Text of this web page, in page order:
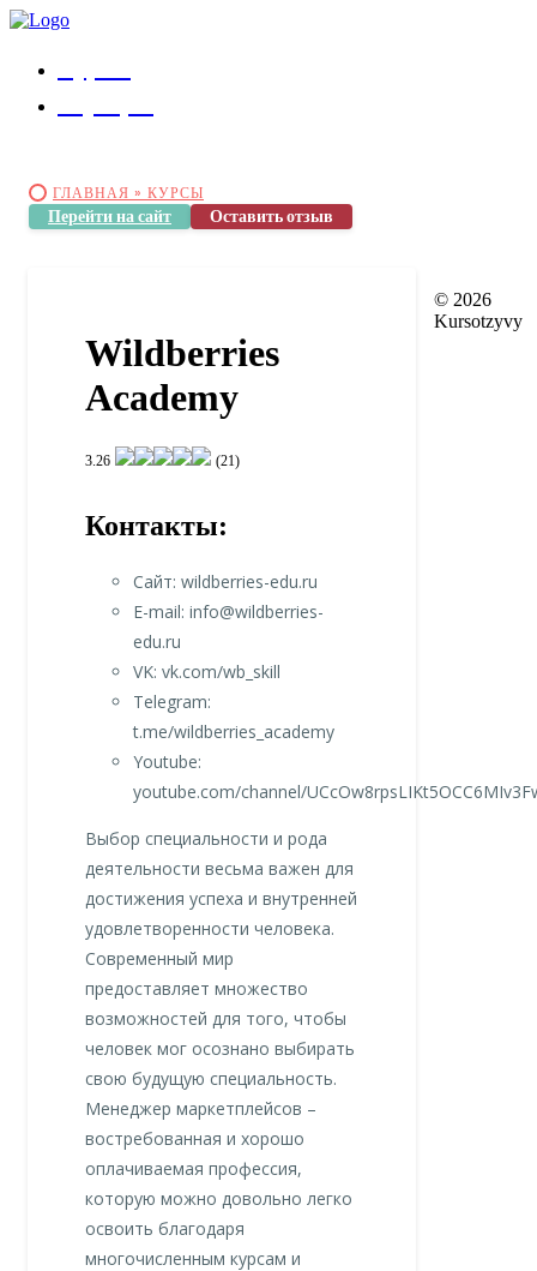
ГЛАВНАЯ » КУРСЫ
Перейти на сайт Оставить отзыв
Wildberries
Academy
3.26 (21)
Контакты:
Сайт: wildberries-edu.ru
E-mail: info@wildberries-
edu.ru
VK: vk.com/wb_skill
Telegram:
t.me/wildberries_academy
Youtube:
youtube.com/channel/
Выбор специальности и рода
деятельности весьма важен для
достижения успеха и внутренней
удовлетворенности человека.
Современный мир
предоставляет множество
возможностей для того, чтобы
человек мог осознано выбирать
свою будущую специальность.
Менеджер маркетплейсов –
востребованная и хорошо
оплачиваемая профессия,
которую можно довольно легко
освоить благодаря
многочисленным курсам и
© 2026
Kursotzyvy